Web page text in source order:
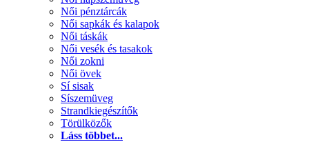
Női pénztárcák
Női sapkák és kalapok
Női táskák
Női vesék és tasakok
Női zokni
Női övek
Sí sisak
Síszemüveg
Strandkiegészítők
Törülközők
Láss többet...